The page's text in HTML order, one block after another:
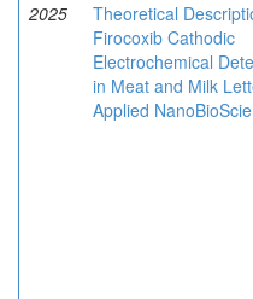
2025
Theoretical
Firocoxib Cathodic
Electrochemical
in Meat and Milk
Applied